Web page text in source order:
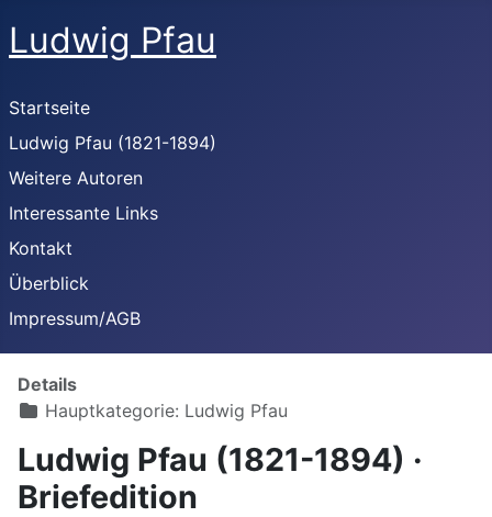
Ludwig Pfau
Startseite
Ludwig Pfau (1821-1894)
Weitere Autoren
Interessante Links
Kontakt
Überblick
Impressum/AGB
Details
Hauptkategorie: Ludwig Pfau
Ludwig Pfau (1821-1894) ·
Briefedition